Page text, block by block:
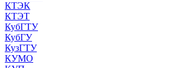
КТЭК
КТЭТ
КубГТУ
КубГУ
КузГТУ
КУМО